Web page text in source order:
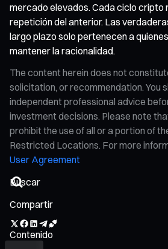
mercado elevados. Cada ciclo cripto
repetición del anterior. Las
largo plazo solo pertenecen a
mantener la racionalidad.
The content herein does not
solicitation, or recommendation. You
independent professional advice
investment decisions. Please note
prohibit the use of all or a portion of
Restricted Locations. For more
User Agreement
Compartir
Contenido